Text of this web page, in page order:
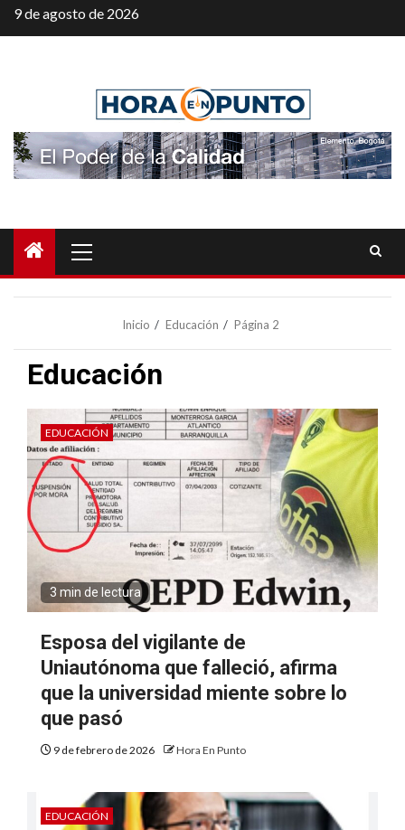
Saltar
al
9 de agosto de 2026
principal
Inicio Educación Página 2
Educación
EDUCACIÓN
3 min de lectura
Esposa del vigilante de
Uniautónoma que falleció, afirma
que la universidad miente sobre lo
que pasó
9 de febrero de 2026 Hora En Punto
EDUCACIÓN